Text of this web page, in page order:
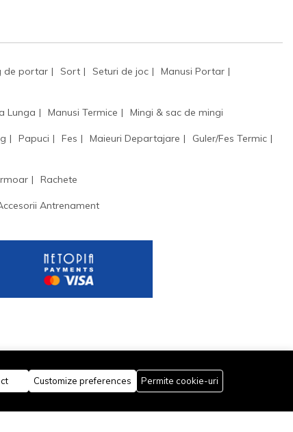
de portar Sort Seturi de joc
Manusi Portar
Lunga Manusi Termice Mingi & sac de mingi
Papuci Fes Maieuri Departajare
Guler/Fes Termic
Rachete
Antrenament
Customize preferences Permite cookie-uri